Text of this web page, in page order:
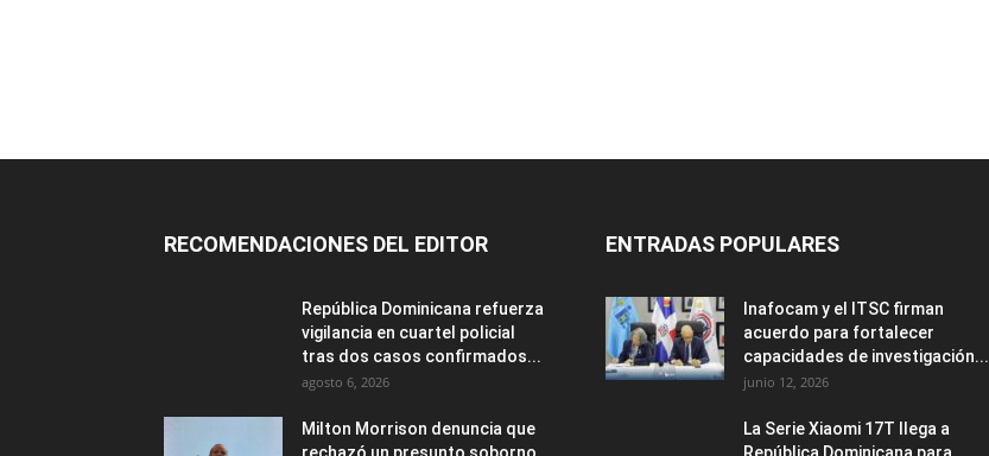
RECOMENDACIONES DEL EDITOR
República Dominicana refuerza
vigilancia en cuartel policial
tras dos casos confirmados...
agosto 6, 2026
Milton Morrison denuncia que
rechazó un presunto soborno
ENTRADAS POPULARES
Inafocam y el ITSC firman
acuerdo para fortalecer
capacidades de investigación...
junio 12, 2026
La Serie Xiaomi 17T llega a
República Dominicana para